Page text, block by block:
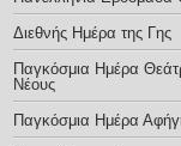
Διεθνής Ημέρα της Γης
Παγκόσμια Ημέρα
Νέους
Παγκόσμια Ημέρα